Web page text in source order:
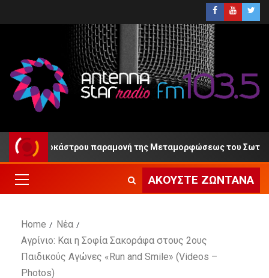
της Μεταμορφώσεως του Σωτήρος
ΑΚΟΎΣΤΕ ΖΩΝΤΑΝΆ
Home
Νέα
Αγρίνιο: Και η Σοφία Σακοράφα στους 2ους
Παιδικούς Αγώνες «Run and Smile» (Videos –
Photos)